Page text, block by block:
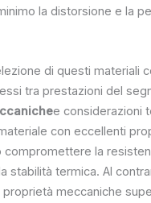
la distorsione e la
di questi materiali
tra prestazioni del
e considerazioni
con eccellenti
compromettere la
stabilità termica. Al
meccaniche